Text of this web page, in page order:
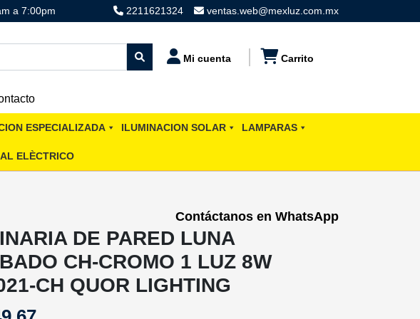
a 7:00pm 2211621324 ventas.web@mexluz.com.mx
Mi cuenta Carrito
ESPECIALIZADA ILUMINACION SOLAR LAMPARAS
ELÈCTRICO
Contáctanos en WhatsApp
DE PARED LUNA
CH-CROMO 1 LUZ 8W
CH QUOR LIGHTING